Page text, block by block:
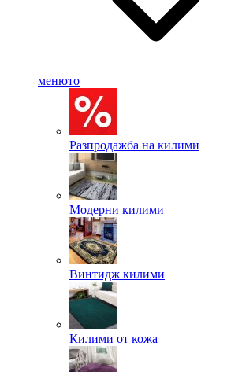
менюто
Разпродажба на килими
Модерни килими
Винтидж килими
Килими от кожа